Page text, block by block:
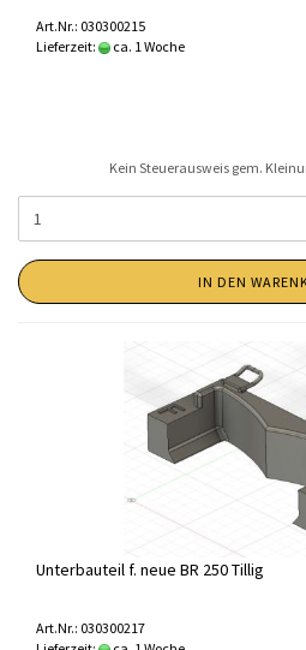
Art.Nr.: 030300215
Lieferzeit:
ca. 1 Woche
Kein Steuerausweis gem.
IN DEN
Unterbauteil f. neue BR 250 Tillig
Art.Nr.: 030300217